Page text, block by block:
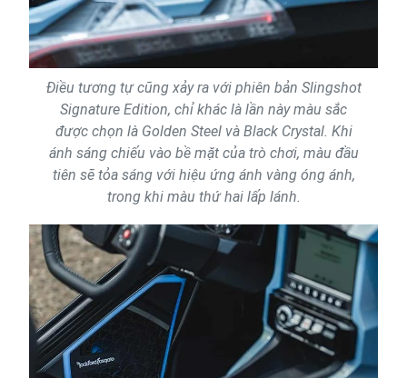
Điều tương tự cũng xảy ra với phiên bản Slingshot
Signature Edition, chỉ khác là lần này màu sắc
được chọn là Golden Steel và Black Crystal. Khi
ánh sáng chiếu vào bề mặt của trò chơi, màu đầu
tiên sẽ tỏa sáng với hiệu ứng ánh vàng óng ánh,
trong khi màu thứ hai lấp lánh.